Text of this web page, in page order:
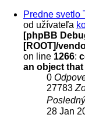
Predne svetlo
od užívateľa
[phpBB
[ROOT]/
on line 1266:
an object
0
27783
28 Jan